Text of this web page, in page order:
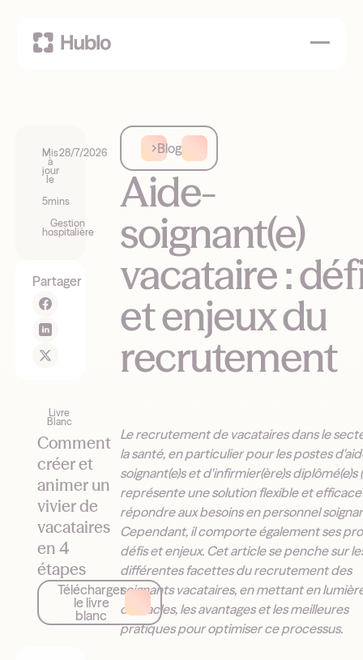
Mis
à
jour
le
28/7/2026
5mins
Gestion
hospitalière
Partager
Livre
Blanc
Comment
créer et
animer un
vivier de
vacataires
en 4
étapes
Télécharger
le livre
blanc
Blog
Aide-
soignant(e)
vacataire :
et enjeux du
recrutement
Le recrutement de vacataires dans le
la santé, en particulier pour les postes
soignant(e)s et d'infirmier(ère)s diplômé(e)s
représente une solution flexible et
répondre aux besoins en personnel
Cependant, il comporte également ses
défis et enjeux. Cet article se penche sur
différentes facettes du recrutement des
soignants vacataires, en mettant en
obstacles, les avantages et les meilleures
pratiques pour optimiser ce processus.